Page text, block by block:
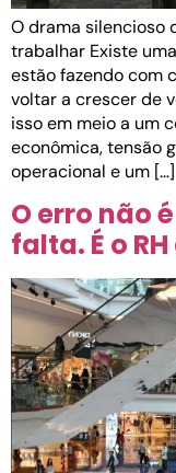
O drama silencioso
trabalhar Existe
estão fazendo com
voltar a crescer de
isso em meio a um
econômica, tensão
operacional e um […]
O erro não
falta. É o